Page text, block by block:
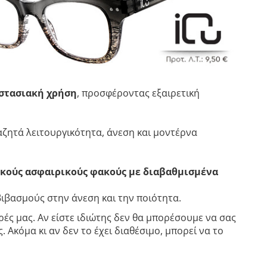
χρήση, προσφέροντας εξαιρετική
λειτουργικότητα, άνεση και μοντέρνα
ασφαιρικούς φακούς με διαβαθμισμένα
στην άνεση και την ποιότητα.
μας. Αν είστε ιδιώτης δεν θα μπορέσουμε να σας
κι αν δεν το έχει διαθέσιμο, μπορεί να το